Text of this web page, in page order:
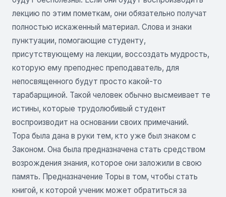
лекцию по этим пометкам, они обязательно получат
полностью искаженный материал. Слова и знаки
пунктуации, помогающие студенту,
присутствующему на лекции, воссоздать мудрость,
которую ему преподнес преподаватель, для
непосвященного будут просто какой-то
тарабарщиной. Такой человек обычно высмеивает те
истины, которые трудолюбивый студент
воспроизводит на основании своих примечаний.
Тора была дана в руки тем, кто уже был знаком с
Законом. Она была предназначена стать средством
возрождения знания, которое они заложили в свою
память. Предназначение Торы в том, чтобы стать
книгой, к которой ученик может обратиться за